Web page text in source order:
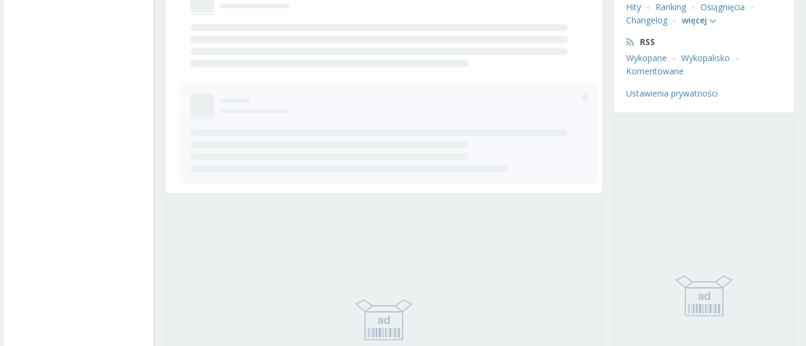
Hity
Ranking
Osiągnięcia
Changelog
więcej
RSS
Wykopane
Wykopalisko
Komentowane
Ustawienia prywatności